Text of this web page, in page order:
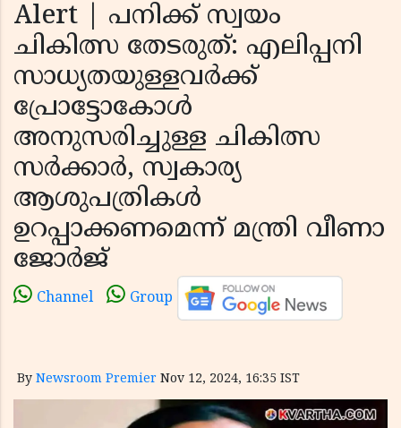
Alert | പനിക്ക് സ്വയം
ചികിത്സ തേടരുത്: എലിപ്പനി
സാധ്യതയുള്ളവര്‍ക്ക്
പ്രോട്ടോകോള്‍
അനുസരിച്ചുള്ള ചികിത്സ
സര്‍ക്കാര്‍, സ്വകാര്യ
ആശുപത്രികള്‍
ഉറപ്പാക്കണമെന്ന് മന്ത്രി വീണാ
ജോര്‍ജ്
Channel Group
By Newsroom Premier Nov 12, 2024, 16:35 IST